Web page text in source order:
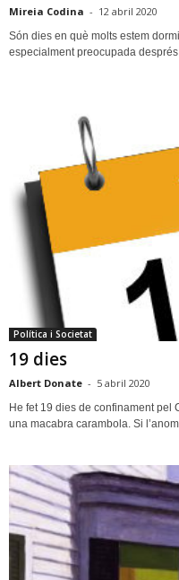
Mireia Codina - 12 abril 2020
Són dies en què molts estem
especialment preocupada després
Política i Societat
19 dies
Albert Donate - 5 abril 2020
He fet 19 dies de confinament pel
una macabra carambola. Si